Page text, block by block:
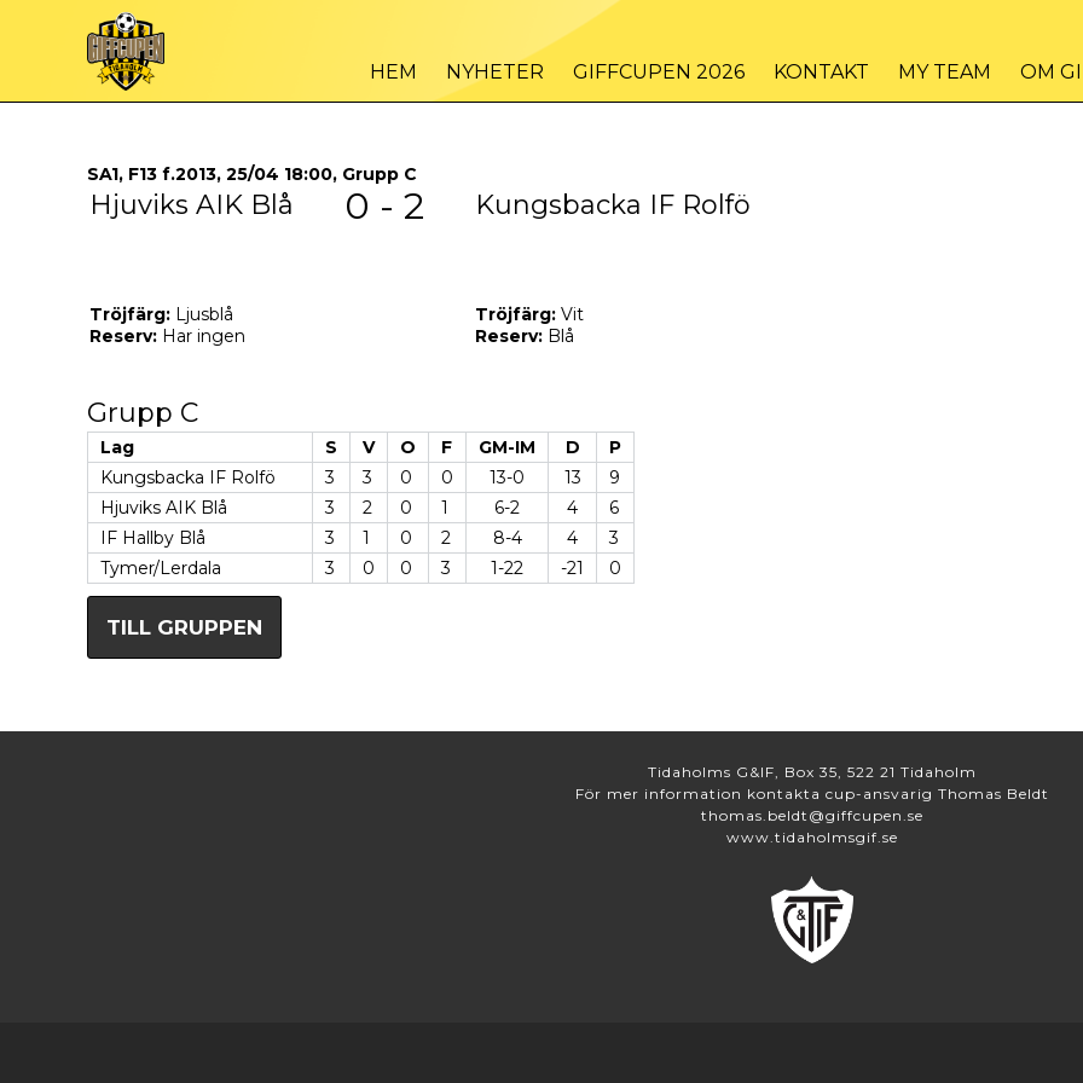
HEM NYHETER GIFFCUPEN 2026 KONTAKT MY TEAM OM
SA1, F13 f.2013, 25/04 18:00, Grupp C
Hjuviks AIK Blå 0 - 2 Kungsbacka IF Rolfö
Tröjfärg: Ljusblå
Reserv: Har ingen
Tröjfärg: Vit
Reserv: Blå
Grupp C
Lag S V O F GM-IM D
P
Kungsbacka IF Rolfö
3 3 0 0 13-0 13
9
Hjuviks AIK Blå
3 2 0 1 6-2 4
6
IF Hallby Blå
3 1 0 2 8-4 4
3
Tymer/Lerdala
3 0 0 3 1-22 -21 0
TILL GRUPPEN
Tidaholms G&IF, Box 35, 522 21 Tidaholm
För mer information kontakta cup-ansvarig Thomas Beldt
thomas.beldt@giffcupen.se
www.tidaholmsgif.se